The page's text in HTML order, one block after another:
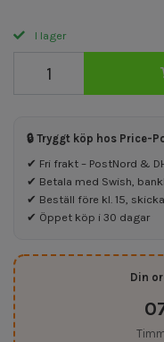
I lager
🔒 Tryggt köp hos Price-
✔ Fri frakt – PostNord &
✔ Betala med Swish,
✔ Beställ före kl. 15,
✔ Öppet köp i 30 dagar
Din